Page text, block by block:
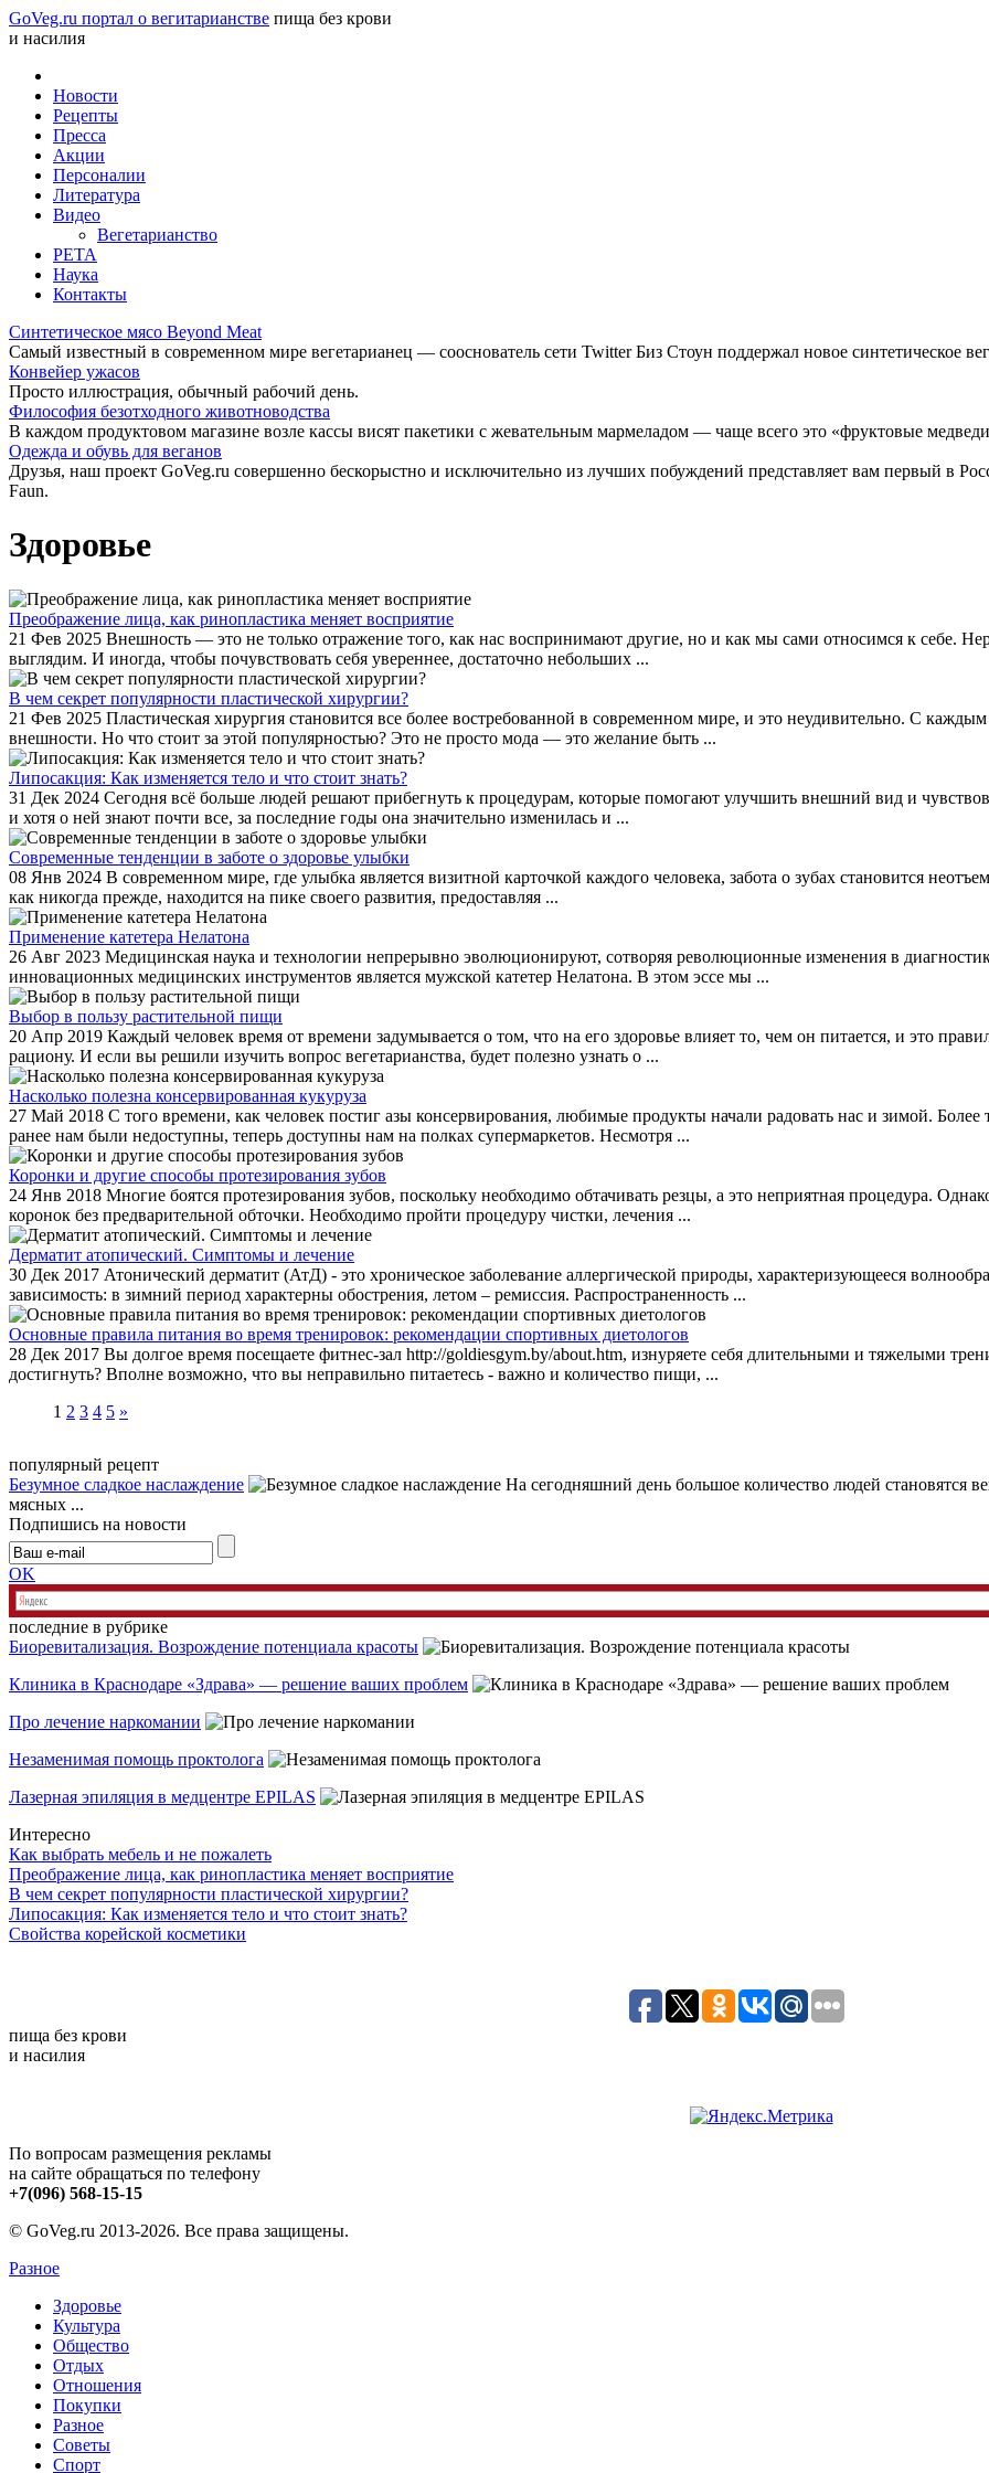
GoVeg.ru портал о вегитарианстве пища без крови
и насилия
Новости
Рецепты
Пресса
Акции
Персоналии
Литература
Видео
Вегетарианство
РЕТА
Наука
Контакты
Синтетическое мясо Beyond Meat
Самый известный в современном мире вегетарианец — сооснователь сети Twitter Биз Стоун поддержал новое синтетическое
Конвейер ужасов
Просто иллюстрация, обычный рабочий день.
Философия безотходного животноводства
В каждом продуктовом магазине возле кассы висят пакетики с жевательным мармеладом — чаще всего это «фруктовые
Одежда и обувь для веганов
Друзья, наш проект GoVeg.ru совершенно бескорыстно и исключительно из лучших побуждений представляет вам первый в
Faun.
Здоровье
Преображение лица, как ринопластика меняет восприятие
21 Фев 2025 Внешность — это не только отражение того, как нас воспринимают другие, но и как мы сами относимся к себе.
выглядим. И иногда, чтобы почувствовать себя увереннее, достаточно небольших ...
В чем секрет популярности пластической хирургии?
21 Фев 2025 Пластическая хирургия становится все более востребованной в современном мире, и это неудивительно. С
внешности. Но что стоит за этой популярностью? Это не просто мода — это желание быть ...
Липосакция: Как изменяется тело и что стоит знать?
31 Дек 2024 Сегодня всё больше людей решают прибегнуть к процедурам, которые помогают улучшить внешний вид и
и хотя о ней знают почти все, за последние годы она значительно изменилась и ...
Современные тенденции в заботе о здоровье улыбки
08 Янв 2024 В современном мире, где улыбка является визитной карточкой каждого человека, забота о зубах становится
как никогда прежде, находится на пике своего развития, предоставляя ...
Применение катетера Нелатона
26 Авг 2023 Медицинская наука и технологии непрерывно эволюционируют, сотворяя революционные изменения в
инновационных медицинских инструментов является мужской катетер Нелатона. В этом эссе мы ...
Выбор в пользу растительной пищи
20 Апр 2019 Каждый человек время от времени задумывается о том, что на его здоровье влияет то, чем он питается, и это
рациону. И если вы решили изучить вопрос вегетарианства, будет полезно узнать о ...
Насколько полезна консервированная кукуруза
27 Май 2018 С того времени, как человек постиг азы консервирования, любимые продукты начали радовать нас и зимой. Более
ранее нам были недоступны, теперь доступны нам на полках супермаркетов. Несмотря ...
Коронки и другие способы протезирования зубов
24 Янв 2018 Многие боятся протезирования зубов, поскольку необходимо обтачивать резцы, а это неприятная процедура.
коронок без предварительной обточки. Необходимо пройти процедуру чистки, лечения ...
Дерматит атопический. Симптомы и лечение
30 Дек 2017 Атонический дерматит (АтД) - это хроническое заболевание аллергической природы, характеризующееся
зависимость: в зимний период характерны обострения, летом – ремиссия. Распространенность ...
Основные правила питания во время тренировок: рекомендации спортивных диетологов
28 Дек 2017 Вы долгое время посещаете фитнес-зал http://goldiesgym.by/about.htm, изнуряете себя длительными и тяжелыми
достигнуть? Вполне возможно, что вы неправильно питаетесь - важно и количество пищи, ...
1 2 3 4 5 »
популярный рецепт
Безумное сладкое наслаждение
На сегодняшний день большое количество людей становятся
мясных ...
Подпишись на новости
OK
последние в рубрике
Биоревитализация. Возрождение потенциала красоты
Клиника в Краснодаре «Здрава» — решение ваших проблем
Про лечение наркомании
Незаменимая помощь проктолога
Лазерная эпиляция в медцентре EPILAS
Интересно
Как выбрать мебель и не пожалеть
Преображение лица, как ринопластика меняет восприятие
В чем секрет популярности пластической хирургии?
Липосакция: Как изменяется тело и что стоит знать?
Свойства корейской косметики
пища без крови
и насилия
По вопросам размещения рекламы
на сайте обращаться по телефону
+7(096) 568-15-15
© GoVeg.ru 2013-2026. Все права защищены.
Разное
Здоровье
Культура
Общество
Отдых
Отношения
Покупки
Разное
Советы
Спорт